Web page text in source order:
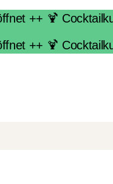
++ 🍹
++ 🍹